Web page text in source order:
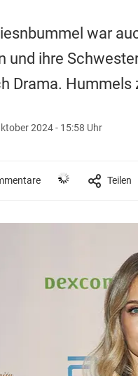
war
und ihre
Drama.
2024 - 15:58 Uhr
Teilen